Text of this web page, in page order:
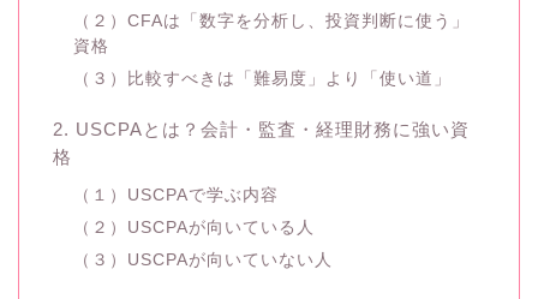
（２）CFAは「数字を分析し、投資判断に使う」
資格
（３）比較すべきは「難易度」より「使い道」
2. USCPAとは？会計・監査・経理財務に強い資
格
（１）USCPAで学ぶ内容
（２）USCPAが向いている人
（３）USCPAが向いていない人